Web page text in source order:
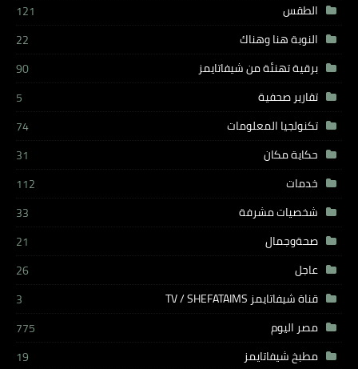
الطقس
121
النوبة هنا وهناك
22
برقية تهنئة من شيفاتايمز
90
تقارير صحفية
5
تكنولجيا المعلومات
74
حكاية مكان
31
خدمات
112
شخصيات مشرفة
33
صحةوجمال
21
عاجل
26
قناة شيفاتايمز TV / SHEFATAIMS
3
مصر اليوم
775
مطبخ شيفاتايمز
19